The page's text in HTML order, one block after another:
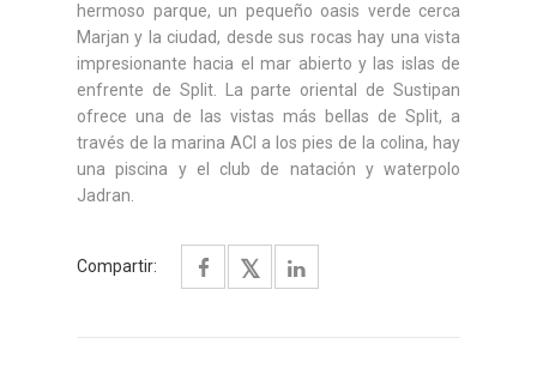
hermoso parque, un pequeño oasis verde cerca
Marjan y la ciudad, desde sus rocas hay una vista
impresionante hacia el mar abierto y las islas de
enfrente de Split. La parte oriental de Sustipan
ofrece una de las vistas más bellas de Split, a
través de la marina ACI a los pies de la colina, hay
una piscina y el club de natación y waterpolo
Jadran.
Compartir: